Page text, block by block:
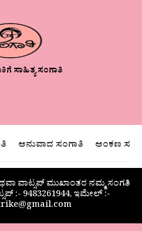
ಸಾಹಿತ್ಯ ಸಂಗಾತಿ
ಅನುವಾದ ಸಂಗಾತಿ ಅಂಕಣ
ವಾಟ್ಸಪ್ ಮುಖಾಂತರ ನಮ್ಮ ಸಂಗತಿ
:- 9483261944, ಇಮೇಲ್ :-